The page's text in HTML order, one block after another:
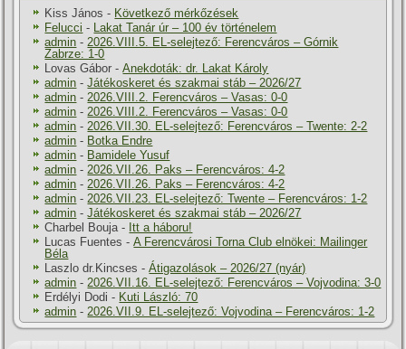
Kiss János - Következő mérkőzések
Felucci - Lakat Tanár úr – 100 év történelem
admin -2026.VIII.5. EL-selejtező: Ferencváros – Górnik
Zabrze: 1-0
Lovas Gábor -Anekdoták: dr. Lakat Károly
admin -Játékoskeret és szakmai stáb – 2026/27
admin -2026.VIII.2. Ferencváros – Vasas: 0-0
admin -2026.VIII.2. Ferencváros – Vasas: 0-0
admin -2026.VII.30. EL-selejtező: Ferencváros – Twente: 2-2
admin - Botka Endre
admin - Bamidele Yusuf
admin -2026.VII.26. Paks – Ferencváros: 4-2
admin -2026.VII.26. Paks – Ferencváros: 4-2
admin -2026.VII.23. EL-selejtező: Twente – Ferencváros: 1-2
admin -Játékoskeret és szakmai stáb – 2026/27
Charbel Bouja- Itt a háboru!
Lucas Fuentes -A Ferencvárosi Torna Club elnökei: Mailinger
Béla
Laszlo dr.Kincses -Átigazolások – 2026/27 (nyár)
admin -2026.VII.16. EL-selejtező: Ferencváros – Vojvodina: 3-0
Erdélyi Dodi - Kuti László: 70
admin -2026.VII.9. EL-selejtező: Vojvodina – Ferencváros: 1-2